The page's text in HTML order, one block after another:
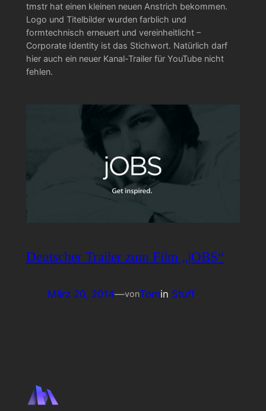
tmstr hat einen kleinen neuen Anstrich bekommen.
Logo und Titelbilder wurden farblich und
formtechnisch erneuert und vereinheitlicht –
Corporate Identity ist das Stichwort. Natürlich darf
hier auch ein neuer Kanal-Trailer für YouTube nicht
fehlen.
Deutscher Trailer zum Film „jOBS“
März 20, 2014—vonTomin Stuff